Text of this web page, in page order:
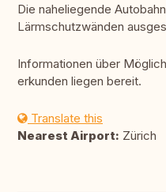
Die naheliegende
Lärmschutzwänden
Informationen über
erkunden liegen bereit.
Translate this
Nearest Airport: Zürich